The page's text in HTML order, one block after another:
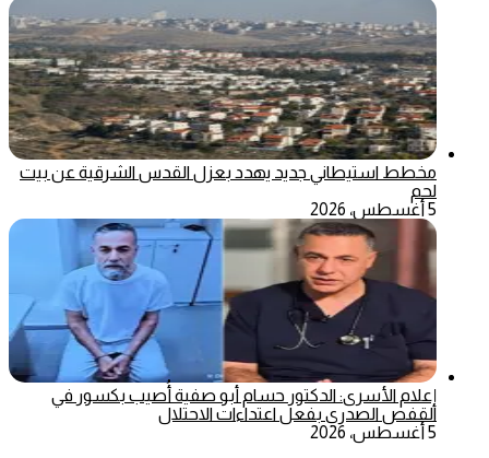
مخطط استيطاني جديد يهدد بعزل القدس الشرقية عن بيت
لحم
5 أغسطس، 2026
إعلام الأسرى: الدكتور حسام أبو صفية أُصيب بكسور في
القفص الصدري بفعل اعتداءات الاحتلال
5 أغسطس، 2026